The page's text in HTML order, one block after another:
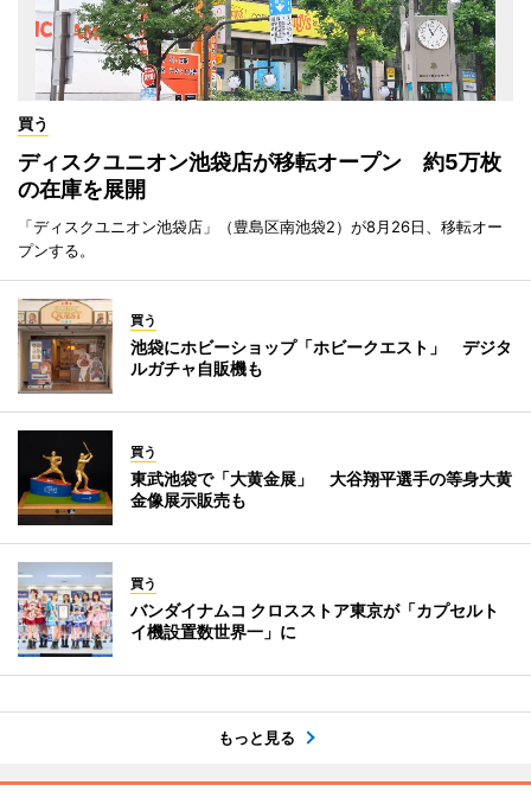
買う
ディスクユニオン池袋店が移転オープン 約5万枚
の在庫を展開
「ディスクユニオン池袋店」（豊島区南池袋2）が8月26日、移転オー
プンする。
買う
池袋にホビーショップ「ホビークエスト」 デジタ
ルガチャ自販機も
買う
東武池袋で「大黄金展」 大谷翔平選手の等身大黄
金像展示販売も
買う
バンダイナムコ クロスストア東京が「カプセルト
イ機設置数世界一」に
もっと見る